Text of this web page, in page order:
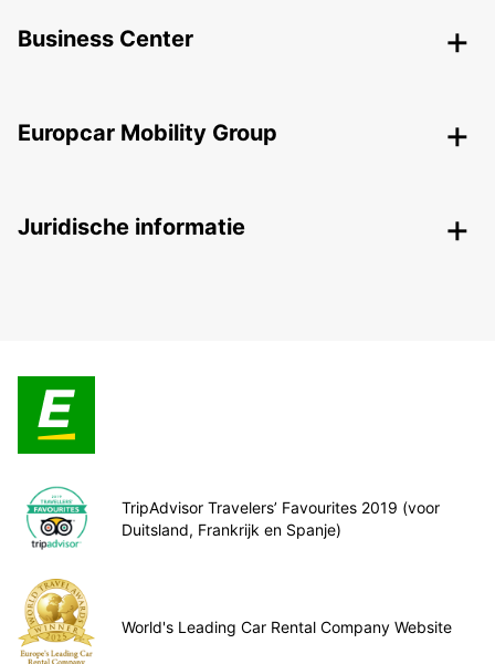
Business Center
Europcar Mobility Group
Juridische informatie
TripAdvisor Travelers’ Favourites 2019 (voor
Duitsland, Frankrijk en Spanje)
World's Leading Car Rental Company Website